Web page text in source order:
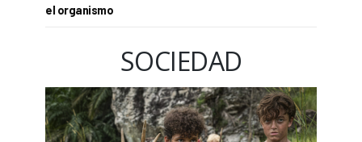
el organismo
SOCIEDAD